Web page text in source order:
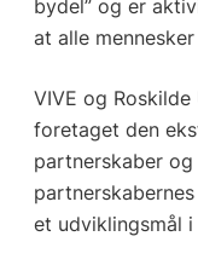
bydel” og er
at alle
VIVE og
foretaget den
partnerskaber
et udviklingsmål